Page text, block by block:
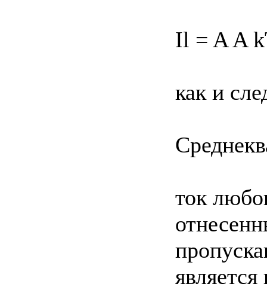
Il = A A
как и
ток